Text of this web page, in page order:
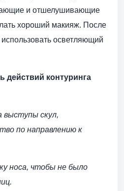
и отшелушивающие
хороший макияж. После
осветляющий
действий контуринга
выступы скул,
по направлению к
носа, чтобы не было